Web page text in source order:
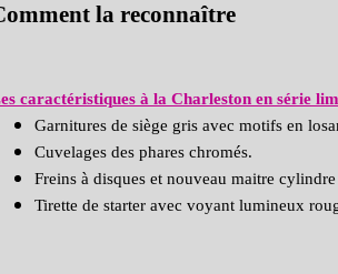
la reconnaître
caractéristiques à la Charleston en série
Garnitures de siège gris avec motifs en
Cuvelages des phares chromés.
Freins à disques et nouveau maitre
Tirette de starter avec voyant lumineux